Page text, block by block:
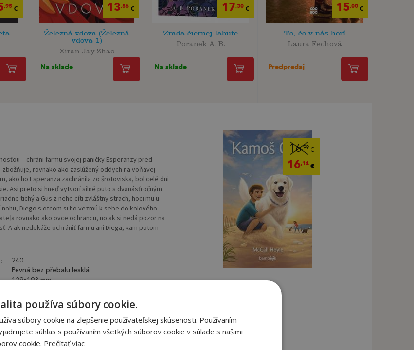
,95 € 13,56€
Železná vdova (Železná
vdova 1)
Xiran Jay Zhao
Na sklade
17,30€
Zrada čiernej labute
Poranek A. B.
Na sklade
15,00€
To, čo v nás horí
Laura Fechová
Predpredaj
– chráni farmu svojej paničky Esperanzy pred
rovnako ako zaslúžený oddych na voňavej
ako ho Esperanza zachránila zo šrotoviska, bol celé dni
Asi preto si hneď vytvorí silné puto s dvanásťročným
tichý a Gus z neho cíti zvláštny strach, hoci mu u
Diego s otcom si ho vezmú k sebe do kolového
rovnako ako ovce ochrancu, no ak si nedá pozor na
A ak nedokáže ochrániť farmu ani Diega, kam potom
240
Pevná bez přebalu lesklá
129x198 mm
16,99 €
16,14 €
používa súbory cookie.
súbory cookie na zlepšenie používateľskej skúsenosti. Používaním
súhlas s používaním všetkých súborov cookie v súlade s našimi
cookie. Prečítať viac